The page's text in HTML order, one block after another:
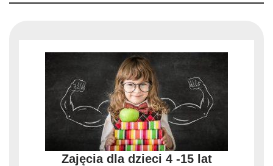
Zajęcia dla dzieci 4 -15 lat